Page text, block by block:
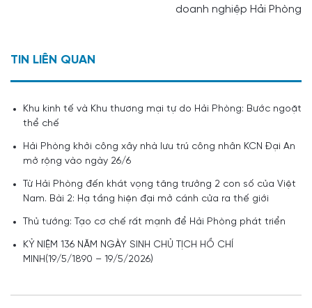
doanh nghiệp Hải Phòng
TIN LIÊN QUAN
Khu kinh tế và Khu thương mại tự do Hải Phòng: Bước ngoặt
thể chế
Hải Phòng khởi công xây nhà lưu trú công nhân KCN Đại An
mở rộng vào ngày 26/6
Từ Hải Phòng đến khát vọng tăng trưởng 2 con số của Việt
Nam. Bài 2: Hạ tầng hiện đại mở cánh cửa ra thế giới
Thủ tướng: Tạo cơ chế rất mạnh để Hải Phòng phát triển
KỶ NIỆM 136 NĂM NGÀY SINH CHỦ TỊCH HỒ CHÍ
MINH(19/5/1890 – 19/5/2026)